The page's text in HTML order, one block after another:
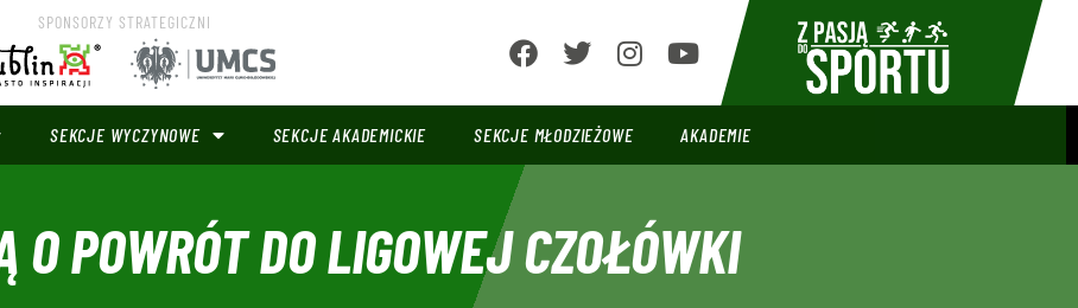
SPONSORZY STRATEGICZNI
SEKCJE WYCZYNOWE SEKCJE AKADEMICKIE SEKCJE MŁODZIEŻOWE AKADEMIE
O POWRÓT DO LIGOWEJ CZOŁÓWKI